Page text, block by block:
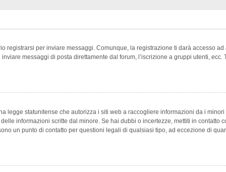
registrarsi per inviare messaggi. Comunque, la registrazione ti darà accesso
messaggi di posta direttamente dal forum, l’iscrizione a gruppi utenti,
legge statunitense che autorizza i siti web a raccogliere informazioni da i
informazioni scritte dal minore. Se hai dubbi o incertezze, mettiti in
un punto di contatto per questioni legali di qualsiasi tipo, ad eccezione di